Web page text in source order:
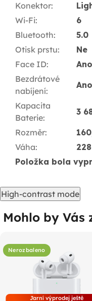
Konektor:
Wi-Fi:
6
Bluetooth:
5.0
Otisk prstu:
Ne
Face ID:
Ano
Bezdrátové
nabíjení:
Ano
Kapacita
Baterie:
3
Rozměr:
Váha:
Položka bola
High-contrast mode
Mohlo by Vás
Nerozbaleno
Jarní výprodej ještě